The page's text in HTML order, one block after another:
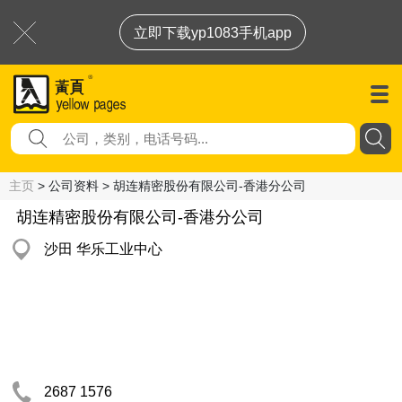
立即下载yp1083手机app
主页 > 公司资料 > 胡连精密股份有限公司-香港分公司
胡连精密股份有限公司-香港分公司
沙田 华乐工业中心
2687 1576